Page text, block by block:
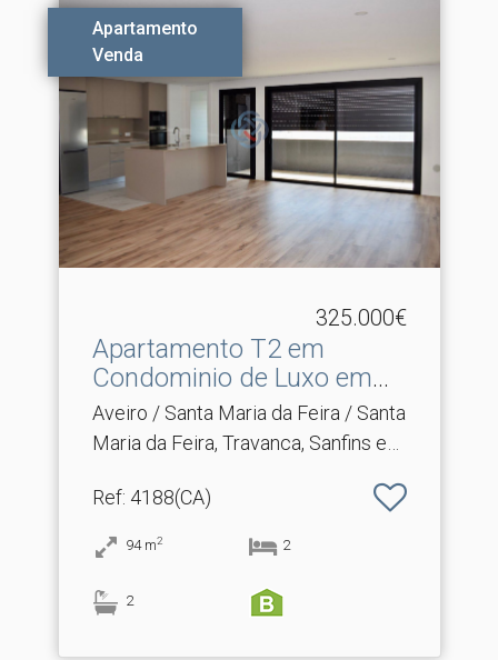
Apartamento
Venda
325.000€
Apartamento T2 em
Condominio de Luxo em
Santa.​..
Aveiro / Santa Maria da Feira / Santa
Maria da Feira, Travanca, Sanfins e
Ref: 4188(CA)
94 m2 2
2